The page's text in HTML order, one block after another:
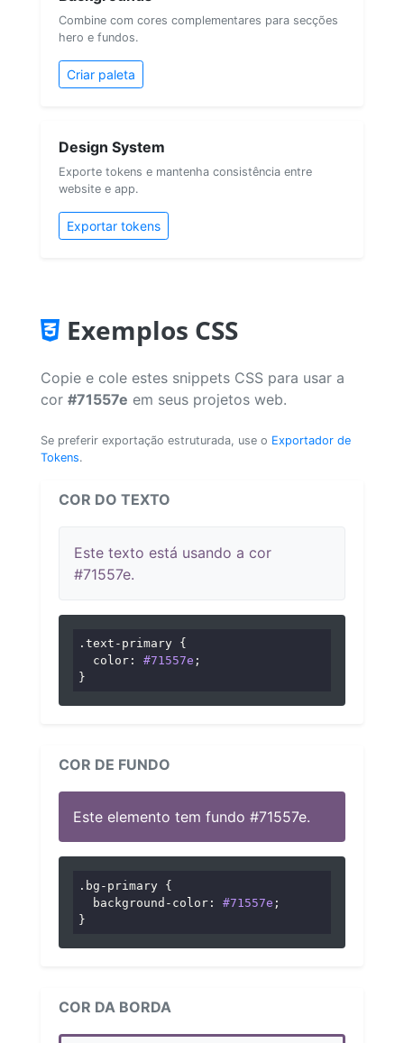
Combine com cores complementares para secções
hero e fundos.
Criar paleta
Design System
Exporte tokens e mantenha consistência entre
website e app.
Exportar tokens
Exemplos CSS
Copie e cole estes snippets CSS para usar a
cor #71557e em seus projetos web.
Se preferir exportação estruturada, use o Exportador de
Tokens.
COR DO TEXTO
Este texto está usando a cor
#71557e.
.text-primary {
color : #71557e ;
}
COR DE FUNDO
Este elemento tem fundo #71557e.
.bg-primary {
background-color : #71557e ;
}
COR DA BORDA